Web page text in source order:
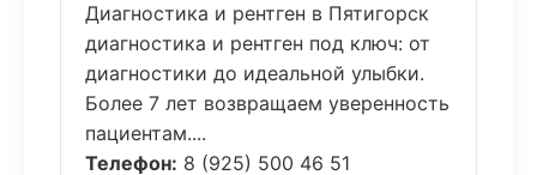
Диагностика и рентген в Пятигорск
диагностика и рентген под ключ: от
диагностики до идеальной улыбки.
Более 7 лет возвращаем уверенность
пациентам....
Телефон: 8 (925) 500 46 51